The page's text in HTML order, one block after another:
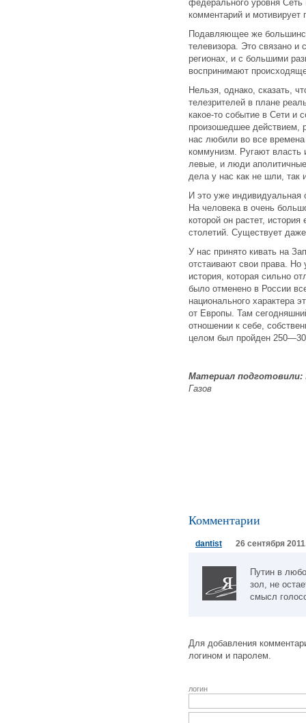
федерального уровня Сеть
комментарий и мотивирует
Подавляющее же
телевизора. Это связано и
регионах, и с большими
воспринимают
Нельзя, однако, сказать,
телезрителей в плане
какое-то событие в Сети и
произошедшее действием,
нас любили во все
коммунизм. Ругают
левые, и люди
дела у нас как не шли, так
И это уже индивидуальная
На человека в очень
которой он растет,
столетий. Существует
У нас принято кивать на
отстаивают свои права.
история, которая сильно
было отменено в России
национального характера
от Европы. Там
отношении к себе,
целом был пройден
Материал подготовили:
Газов
Комментарии
dantist 26 сентября
Путин в
зол, не
смысл
Для добавления
логином и паролем.
логин